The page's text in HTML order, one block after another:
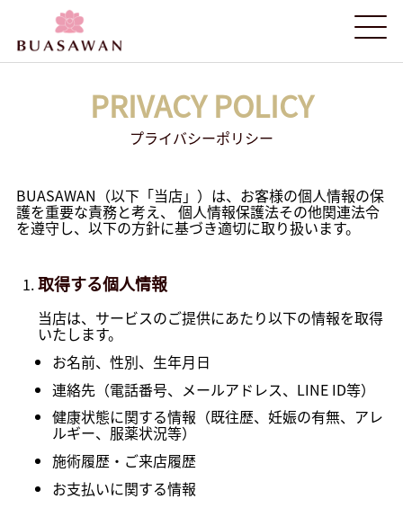
PRIVACY POLICY
プライバシーポリシー
BUASAWAN（以下「当店」）は、お客様の個人情報の保
護を重要な責務と考え、 個人情報保護法その他関連法令
を遵守し、以下の方針に基づき適切に取り扱います。
取得する個人情報
当店は、サービスのご提供にあたり以下の情報を取得
いたします。
お名前、性別、生年月日
連絡先（電話番号、メールアドレス、LINE ID等）
健康状態に関する情報（既往歴、妊娠の有無、アレ
ルギー、服薬状況等）
施術履歴・ご来店履歴
お支払いに関する情報